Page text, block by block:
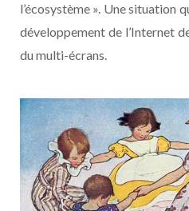
l’écosystème ». Une situation
développement de l’Internet
du multi-écrans.